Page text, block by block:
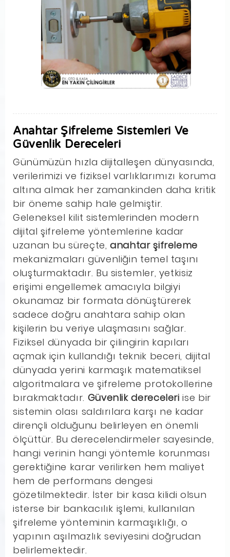
Anahtar Şifreleme Sistemleri Ve
Güvenlik Dereceleri
Günümüzün hızla dijitalleşen dünyasında,
verilerimizi ve fiziksel varlıklarımızı koruma
altına almak her zamankinden daha kritik
bir öneme sahip hale gelmiştir.
Geleneksel kilit sistemlerinden modern
dijital şifreleme yöntemlerine kadar
uzanan bu süreçte,anahtar şifreleme
mekanizmaları güvenliğin temel taşını
oluşturmaktadır. Bu sistemler, yetkisiz
erişimi engellemek amacıyla bilgiyi
okunamaz bir formata dönüştürerek
sadece doğru anahtara sahip olan
kişilerin bu veriye ulaşmasını sağlar.
Fiziksel dünyada bir çilingirin kapıları
açmak için kullandığı teknik beceri, dijital
dünyada yerini karmaşık matematiksel
algoritmalara ve şifreleme protokollerine
bırakmaktadır. Güvenlik dereceleri ise bir
sistemin olası saldırılara karşı ne kadar
dirençli olduğunu belirleyen en önemli
ölçüttür. Bu derecelendirmeler sayesinde,
hangi verinin hangi yöntemle korunması
gerektiğine karar verilirken hem maliyet
hem de performans dengesi
gözetilmektedir. İster bir kasa kilidi olsun
isterse bir bankacılık işlemi, kullanılan
şifreleme yönteminin karmaşıklığı, o
yapının aşılmazlık seviyesini doğrudan
belirlemektedir.